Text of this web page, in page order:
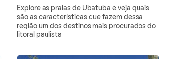
Explore as praias de Ubatuba e veja quais
são as características que fazem dessa
região um dos destinos mais procurados do
litoral paulista